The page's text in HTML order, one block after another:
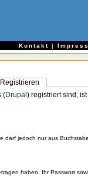
Kontakt |
Registrieren
(Drupal) registriert sind,
darf jedoch nur aus
haben. Ihr Passwort